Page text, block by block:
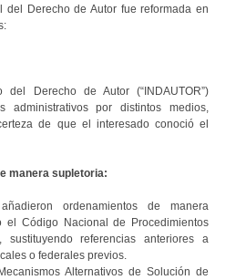
del Derecho de Autor fue reformada en
del Derecho de Autor (“INDAUTOR”)
administrativos por distintos medios,
de que el interesado conoció el
manera supletoria:
ordenamientos de manera
el Código Nacional de Procedimientos
sustituyendo referencias anteriores a
o federales previos.
Alternativos de Solución de